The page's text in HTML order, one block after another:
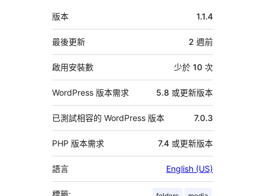
中
繼
資
料
版本 1.1.4
最後更新 2 週前
啟用安裝數 少於 10 次
WordPress 版本需求 5.8 或更新版本
已測試相容的 WordPress 版本 7.0.3
PHP 版本需求 7.4 或更新版本
語言 English (US)
標籤: